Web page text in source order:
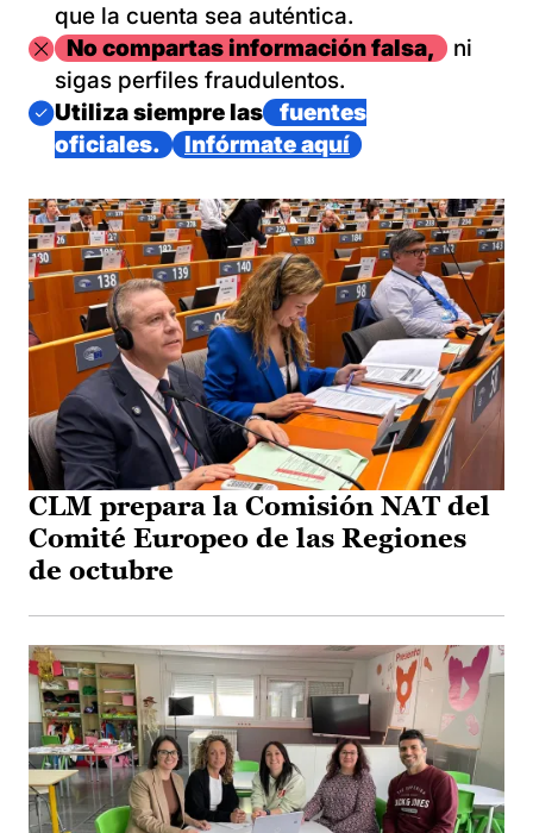
que la cuenta sea auténtica.
ImagenNo compartas información falsa,
ni
sigas perfiles fraudulentos.
Imagen
Utiliza siempre las
fuentes
oficiales.
Infórmate aquí
CLM prepara la Comisión NAT del
Comité Europeo de las Regiones
de octubre